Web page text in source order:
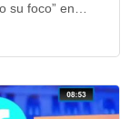
su foco” en…